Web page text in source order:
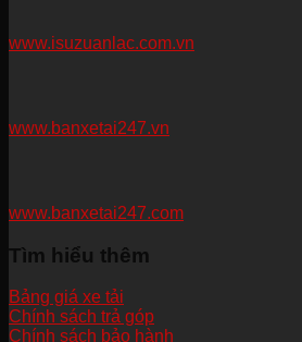
www.isuzuanlac.com.vn
www.banxetai247.vn
www.banxetai247.com
Tìm hiểu thêm
Bảng giá xe tải
Chính sách trả góp
Chính sách bảo hành